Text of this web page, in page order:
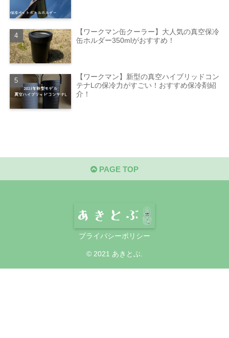
【ワークマン缶クーラー】大人気の真空保冷
缶ホルダー350mlがおすすめ！
【ワークマン】新型の真空ハイブリッドコン
テナLの保冷力がすごい！おすすめ保冷剤紹
介！
PAGE TOP
プライバシーポリシー
© 2021 あきとぶ.